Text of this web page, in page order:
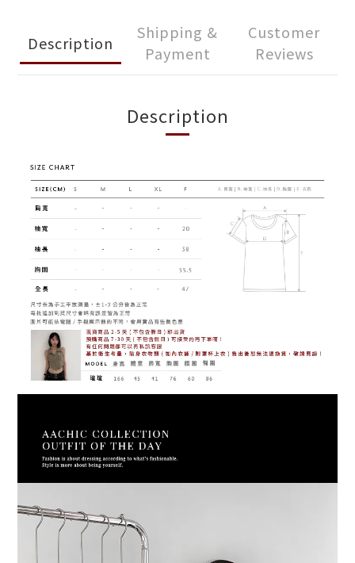
Description
Shipping &
Payment
Customer
Reviews
Description